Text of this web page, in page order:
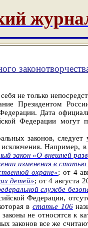
не только
Президентом
Дата
Федерации могут
законов, следует
Например,
закон «О внешней
изменения в
охране»; от 4
детей»; от 4 августа
службе
Федерации,
в статье 106
не относятся к
законов все же